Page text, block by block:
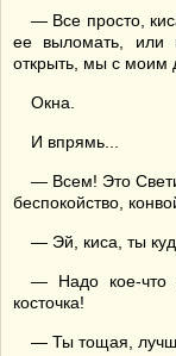
— Все просто,
ее выломать, или
открыть, мы с моим
Окна.
И впрямь...
— Всем! Это
беспокойство,
— Эй, киса, ты
— Надо кое-что
косточка!
— Ты тощая,